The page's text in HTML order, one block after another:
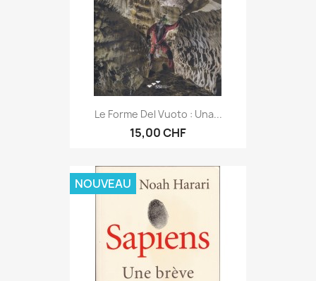
Le Forme Del Vuoto : Una...
15,00 CHF
NOUVEAU